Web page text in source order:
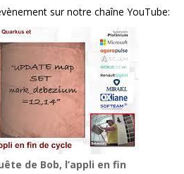
sur notre chaîne YouTube:
de Bob, l’appli en fin